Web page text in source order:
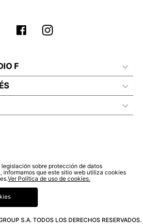
F
S.A. TODOS LOS DERECHOS RESERVADOS.
sobre protección de datos
informamos que este sitio web utiliza cookies
Ver Política de uso de cookies.